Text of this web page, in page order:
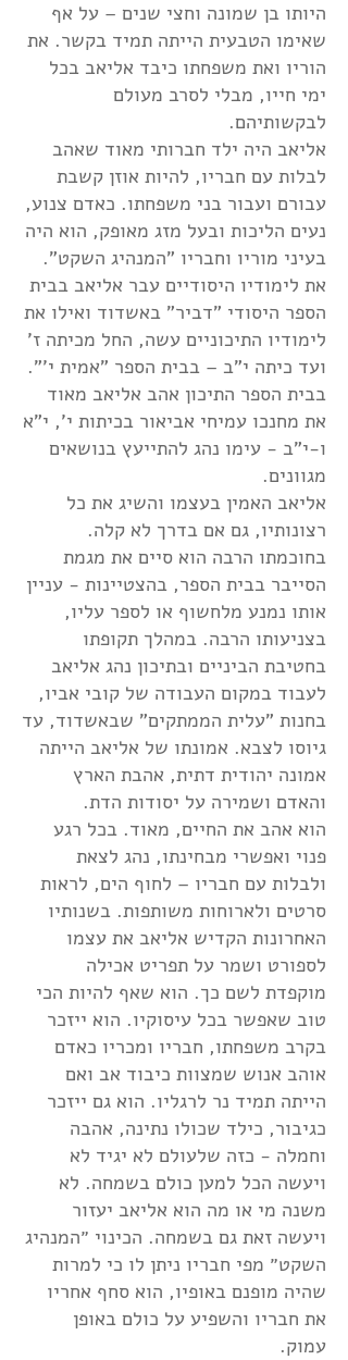
היותו בן שמונה וחצי שנים – על אף
שאימו הטבעית הייתה תמיד בקשר. את
הוריו ואת משפחתו כיבד אליאב בכל
ימי חייו, מבלי לסרב מעולם
לבקשותיהם.
אליאב היה ילד חברותי מאוד שאהב
לבלות עם חבריו, להיות אוזן קשבת
עבורם ועבור בני משפחתו. כאדם צנוע,
נעים הליכות ובעל מזג מאופק, הוא היה
בעיני מוריו וחבריו "המנהיג השקט".
את לימודיו היסודיים עבר אליאב בבית
הספר היסודי "דביר" באשדוד ואילו את
לימודיו התיכוניים עשה, החל מכיתה ז'
ועד כיתה י"ב – בבית הספר "אמית י'".
בבית הספר התיכון אהב אליאב מאוד
את מחנכו עמיחי אביאור בכיתות י', י"א
ו-י"ב - עימו נהג להתייעץ בנושאים
מגוונים.
אליאב האמין בעצמו והשיג את כל
רצונותיו, גם אם בדרך לא קלה.
בחוכמתו הרבה הוא סיים את מגמת
הסייבר בבית הספר, בהצטיינות - עניין
אותו נמנע מלחשוף או לספר עליו,
בצניעותו הרבה. במהלך תקופתו
בחטיבת הביניים ובתיכון נהג אליאב
לעבוד במקום העבודה של קובי אביו,
בחנות "עלית הממתקים" שבאשדוד, עד
גיוסו לצבא. אמונתו של אליאב הייתה
אמונה יהודית דתית, אהבת הארץ
והאדם ושמירה על יסודות הדת.
הוא אהב את החיים, מאוד. בכל רגע
פנוי ואפשרי מבחינתו, נהג לצאת
ולבלות עם חבריו – לחוף הים, לראות
סרטים ולארוחות משותפות. בשנותיו
האחרונות הקדיש אליאב את עצמו
לספורט ושמר על תפריט אכילה
מוקפדת לשם כך. הוא שאף להיות הכי
טוב שאפשר בכל עיסוקיו. הוא ייזכר
בקרב משפחתו, חבריו ומכריו כאדם
אוהב אנוש שמצוות כיבוד אב ואם
הייתה תמיד נר לרגליו. הוא גם ייזכר
כגיבור, כילד שכולו נתינה, אהבה
וחמלה - כזה שלעולם לא יגיד לא
ויעשה הכל למען כולם בשמחה. לא
משנה מי או מה הוא אליאב יעזור
ויעשה זאת גם בשמחה. הכינוי ״המנהיג
השקט״ מפי חבריו ניתן לו כי למרות
שהיה מופנם באופיו, הוא סחף אחריו
את חבריו והשפיע על כולם באופן
עמוק.